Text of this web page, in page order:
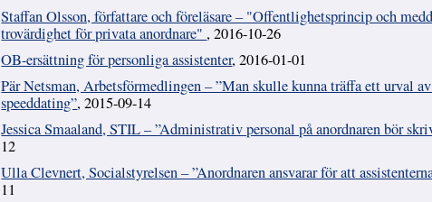
Staffan Olsson, författare och föreläsare – "Offentlighetsprincip och
trovärdighet för privata anordnare" , 2016-10-26
OB-ersättning för personliga assistenter, 2016-01-01
Pär Netsman, Arbetsförmedlingen – ”Man skulle kunna träffa ett urval
speeddating”, 2015-09-14
Jessica Smaaland, STIL – ”Administrativ personal på anordnaren bör
12
Ulla Clevnert, Socialstyrelsen – ”Anordnaren ansvarar för att
11